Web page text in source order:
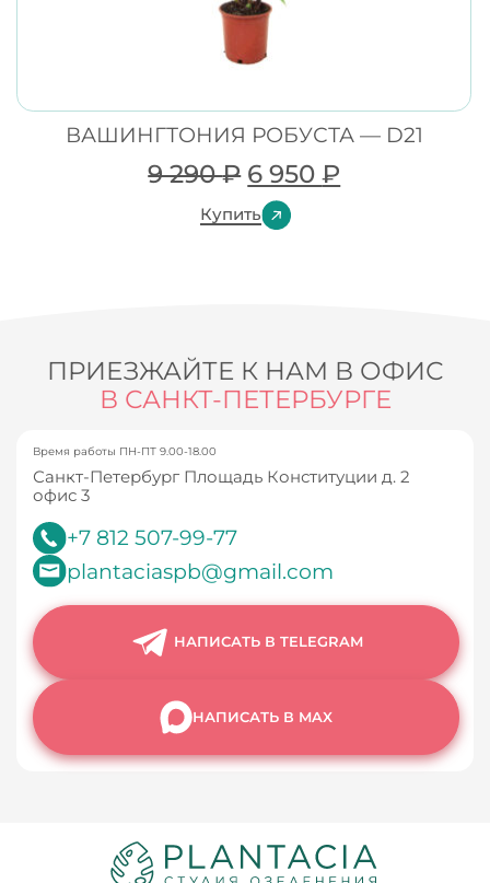
ВАШИНГТОНИЯ РОБУСТА — D21
9 290₽ 6 950₽
Купить
ПРИЕЗЖАЙТЕ К НАМ В ОФИС
В САНКТ-ПЕТЕРБУРГЕ
Время работы ПН-ПТ 9.00-18.00
Санкт-Петербург Площадь Конституции д. 2
офис 3
+7 812 507-99-77
plantaciaspb@gmail.com
НАПИСАТЬ В TELEGRAM
НАПИСАТЬ В MAX